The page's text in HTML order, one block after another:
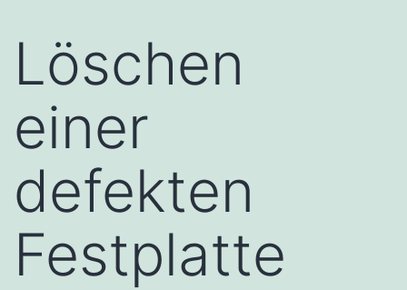
Löschen
einer
defekten
Festplatte